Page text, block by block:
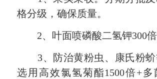
格分级，确保质量。
2、叶面喷磷酸二氢钾300倍
3、防治黄粉虫、康氏粉蚧
选用高效氯氢菊酯1500倍+多